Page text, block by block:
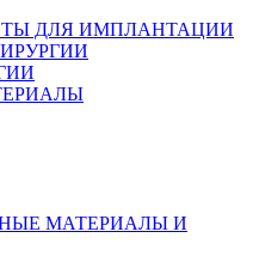
ДЛЯ ИМПЛАНТАЦИИ
МАТЕРИАЛЫ И